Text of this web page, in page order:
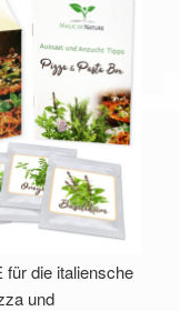
die italiensche
und